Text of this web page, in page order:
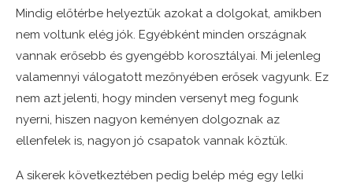
Mindig előtérbe helyeztük azokat a dolgokat, amikben
nem voltunk elég jók. Egyébként minden országnak
vannak erősebb és gyengébb korosztályai. Mi jelenleg
valamennyi válogatott mezőnyében erősek vagyunk. Ez
nem azt jelenti, hogy minden versenyt meg fogunk
nyerni, hiszen nagyon keményen dolgoznak az
ellenfelek is, nagyon jó csapatok vannak köztük.
A sikerek következtében pedig belép még egy lelki